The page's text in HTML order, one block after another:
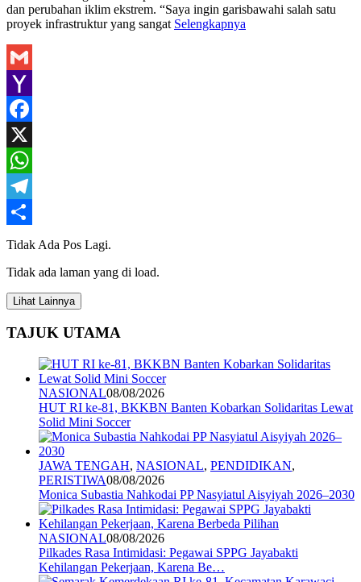
dan perubahan iklim ekstrem. “Saya ingin garisbawahi salah satu
proyek infrastruktur yang sangat Selengkapnya
Gmail
Yahoo
Mail
Facebook
X
WhatsApp
Telegram
Share
Tidak Ada Pos Lagi.
Tidak ada laman yang di load.
Lihat Lainnya
TAJUK UTAMA
NASIONAL08/08/2026
HUT RI ke-81, BKKBN Banten Kobarkan Solidaritas Lewat
Solid Mini Soccer
JAWA TENGAH, NASIONAL, PENDIDIKAN,
PERISTIWA08/08/2026
Monica Subastia Nahkodai PP Nasyiatul Aisyiyah 2026–2030
NASIONAL08/08/2026
Pilkades Rasa Intimidasi: Pegawai SPPG Jayabakti
Kehilangan Pekerjaan, Karena Be…